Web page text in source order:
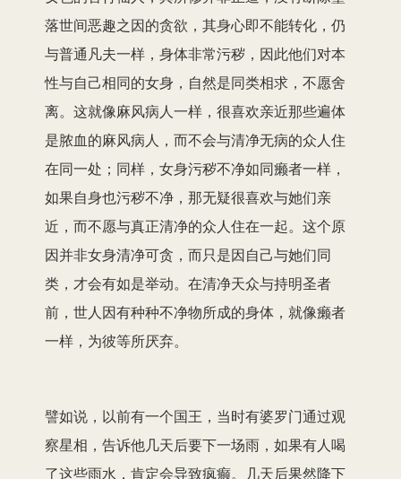
落世间恶趣之因的贪欲，其身心即不能转化，仍
与普通凡夫一样，身体非常污秽，因此他们对本
性与自己相同的女身，自然是同类相求，不愿舍
离。这就像麻风病人一样，很喜欢亲近那些遍体
是脓血的麻风病人，而不会与清净无病的众人住
在同一处；同样，女身污秽不净如同癞者一样，
如果自身也污秽不净，那无疑很喜欢与她们亲
近，而不愿与真正清净的众人住在一起。这个原
因并非女身清净可贪，而只是因自己与她们同
类，才会有如是举动。在清净天众与持明圣者
前，世人因有种种不净物所成的身体，就像癞者
一样，为彼等所厌弃。
譬如说，以前有一个国王，当时有婆罗门通过观
察星相，告诉他几天后要下一场雨，如果有人喝
了这些雨水，肯定会导致疯癫。几天后果然降下